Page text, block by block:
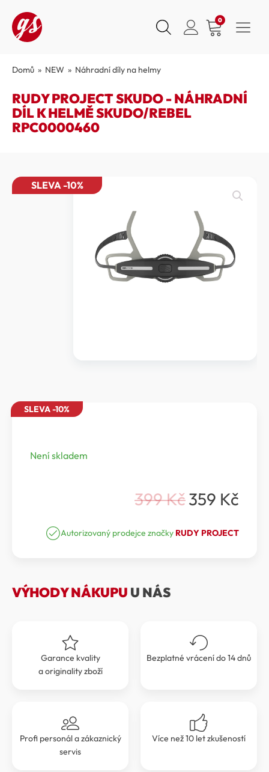
0
Domů » NEW » Náhradní díly na helmy
RUDY PROJECT SKUDO - NÁHRADNÍ
DÍL K HELMĚ SKUDO/REBEL
RPC0000460
SLEVA -10%
SLEVA -10%
Není skladem
399Kč
Původní
byla:
359 Kč
Aktuální
je:
Autorizovaný prodejce značky RUDY PROJECT
VÝHODY NÁKUPU U NÁS
Garance kvality
a originality zboží
Bezplatné vrácení do 14 dnů
Profi personál a zákaznický
servis
Více než 10 let zkušeností